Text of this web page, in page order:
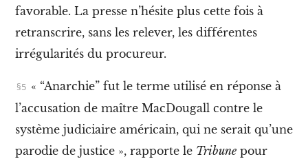
favorable. La presse n’hésite plus cette fois à
retranscrire, sans les relever, les différentes
irrégularités du procureur.
« “Anarchie” fut le terme utilisé en réponse à
l’accusation de maître MacDougall contre le
système judiciaire américain, qui ne serait qu’une
parodie de justice », rapporte le Tribunepour
e
w
o
b
y
I
I
I
.